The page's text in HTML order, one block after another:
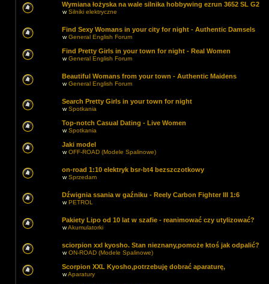
Wymiana łożyska na wale silnika hobbywing ezrun 3652 SL G2
wSilniki elektryczne
Find Sexy Womans in your city for night - Authentic Damsels
wGeneral English Forum
Find Pretty Girls in your town for night - Real Women
wGeneral English Forum
Beautiful Womans from your town - Authentic Maidens
wGeneral English Forum
Search Pretty Girls in your town for night
wSpotkania
Top-notch Сasual Dating - Live Women
wSpotkania
Jaki model
wOFF-ROAD (Modele Spalinowe)
on-road 1:10 elektryk bsr-bt4 bezszczotkowy
wSprzedam
Dźwignia ssania w gaźniku - Reely Carbon Fighter III 1:6
wPETROL
Pakiety Lipo od 10 lat w szafie - reanimować czy utylizować?
wAkumulatorki
sciorpion xxl kyosho. Stan nieznany,pomoże ktoś jak odpalić?
wON-ROAD (Modele Spalinowe)
Scorpion XXL Kyosho,potrzebuję dobrać aparaturę,
wAparatury